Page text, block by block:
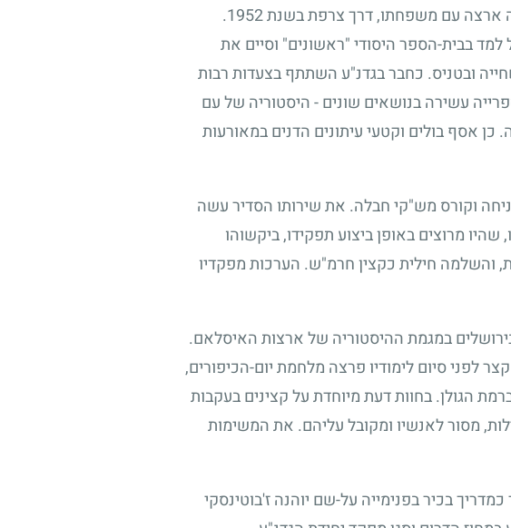
ארצה עם משפחתו, דרך צרפת בשנת1952
.
בבית-הספר היסודי "ראשונים" וסיים את
ובטניס. כחבר בגדנ"ע השתתף בצעדות רבות
עשירה בנושאים שונים-היסטוריה של עם
כן אסף בולים וקטעי עיתונים הדנים במאורעות
וקורס מש"קי חבלה. את שירותו הסדיר עשה
מרוצים באופן ביצוע תפקידו, ביקשוהו
והשלמה חילית כקצין חרמ"ש. הערכות מפקדיו
במגמת ההיסטוריה של ארצות האיסלאם.
לפני סיום לימודיו פרצה מלחמת יום-הכיפורים,
הגולן. בחוות דעת מיוחדת על קצינים בעקבות
מסור לאנשיו ומקובל עליהם. את המשימות
בכיר בפנימייה על-שם יוהנה ז'בוטינסקי